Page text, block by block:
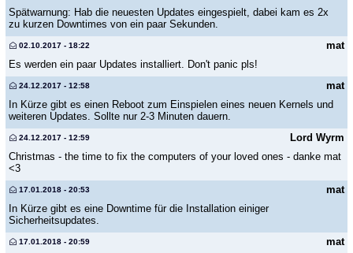
Spätwarnung: Hab die neuesten Updates eingespielt, dabei kam es 2x
zu kurzen Downtimes von ein paar Sekunden.
mat
02.10.2017 - 18:22
Es werden ein paar Updates installiert. Don't panic pls!
mat
24.12.2017 - 12:58
In Kürze gibt es einen Reboot zum Einspielen eines neuen Kernels und
weiteren Updates. Sollte nur 2-3 Minuten dauern.
Lord Wyrm
24.12.2017 - 12:59
Christmas - the time to fix the computers of your loved ones - danke mat
<3
mat
17.01.2018 - 20:53
In Kürze gibt es eine Downtime für die Installation einiger
Sicherheitsupdates.
mat
17.01.2018 - 20:59